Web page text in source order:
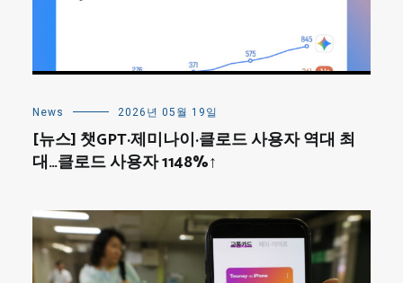
News 2026년 05월 19일
[뉴스] 챗GPT·제미나이·클로드 사용자 역대 최
대…클로드 사용자 1148%↑